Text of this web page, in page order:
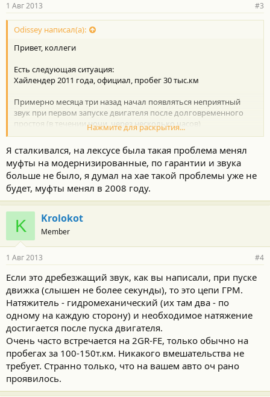
н
о
с
и
1 Авг 2013 #3
Odissey написал(а):
Привет, коллеги
Есть следующая ситуация:
Хайлендер 2011 года, официал, пробег 30 тыс.км
Примерно месяца три назад начал появляться неприятный
звук при первом запуске двигателя после долговременного
простоя (в течении ночи, через несколько часов)
Звук напоминает скрежет не вышедших из зацепления
шестерен стартера. На него и грешил по началу.
Знакомый и уважаемый механик говорит, что это шестерни
механизма VVTi.
Партнамбер 13080-31050
Аналогичные проблемы есть на этом же двигателе и у Camry.
Замена масла ничего не меняет.
Кто сталкивался?
Нажмите для раскрытия...
Я сталкивался, на лексусе была такая проблема менял
муфты на модернизированные, по гарантии и звука
больше не было, я думал на хае такой проблемы уже не
будет, муфты менял в 2008 году.
K Krolokot
Member
1 Авг 2013 #4
Если это дребезжащий звук, как вы написали, при пуске
движка (слышен не более секунды), то это цепи ГРМ.
Натяжитель - гидромеханический (их там два - по
одному на каждую сторону) и необходимое натяжение
достигается после пуска двигателя.
Очень часто встречается на 2GR-FE, только обычно на
пробегах за 100-150т.км. Никакого вмешательства не
требует. Странно только, что на вашем авто оч рано
проявилось.